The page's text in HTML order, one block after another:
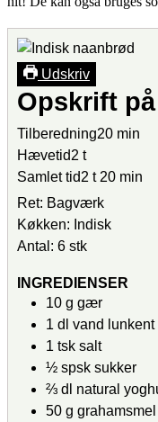
Udskriv
Opskrift
Tilberedning20 min
Hævetid2 t
Samlet tid2 t 20 min
Ret: Bagværk
Køkken: Indisk
Antal: 6 stk
INGREDIENSER
10 g gær
1 dl vand
lunkent
1 tsk salt
½ spsk sukker
⅔ dl
natural
50 g grahamsmel